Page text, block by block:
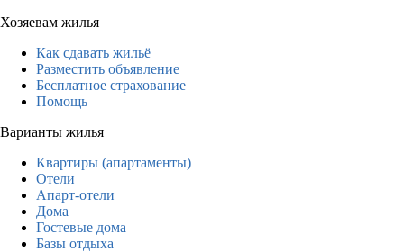
Хозяевам жилья
Как сдавать жильё
Разместить объявление
Бесплатное страхование
Помощь
Варианты жилья
Квартиры (апартаменты)
Отели
Апарт-отели
Дома
Гостевые дома
Базы отдыха